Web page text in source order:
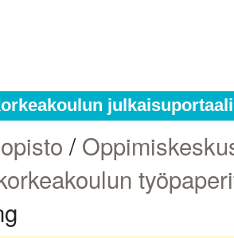
julkaisuportaali
/